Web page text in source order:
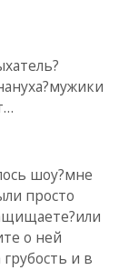
шоу?мне
просто
о ней
и в